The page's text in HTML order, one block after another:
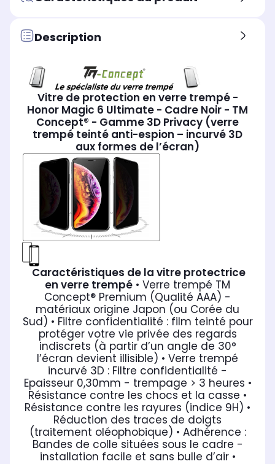
Description
Vitre de protection en verre trempé -
Honor Magic 6 Ultimate - Cadre Noir - TM
Concept® - Gamme 3D Privacy (verre
trempé teinté anti-espion – incurvé 3D
aux formes de l’écran)
Caractéristiques de la vitre protectrice
en verre trempé • Verre trempé TM
Concept® Premium (Qualité AAA) -
matériaux origine Japon (ou Corée du
Sud) • Filtre confidentialité : film teinté pour
protéger votre vie privée des regards
indiscrets (à partir d’un angle de 30°
l’écran devient illisible) • Verre trempé
incurvé 3D : Filtre confidentialité -
Epaisseur 0,30mm - trempage > 3 heures •
Résistance contre les chocs et la casse •
Résistance contre les rayures (indice 9H) •
Réduction des traces de doigts
(traitement oléophobique) • Adhérence :
Bandes de colle situées sous le cadre -
installation facile et sans bulle d’air•